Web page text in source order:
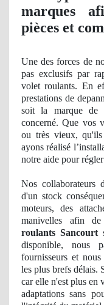
marques
pièces et
Une des forces de
pas exclusifs par
volet roulants. En
prestations de
soit la marque de
concerné. Que vos
ou très vieux,
ayons réalisé
notre aide pour régler
Nos collaborateurs
d'un stock cons
moteurs, des
manivelles afin
roulants Sancourt
disponible, nous
fournisseurs et
les plus brefs délais.
car elle n'est plus en
adaptations sans